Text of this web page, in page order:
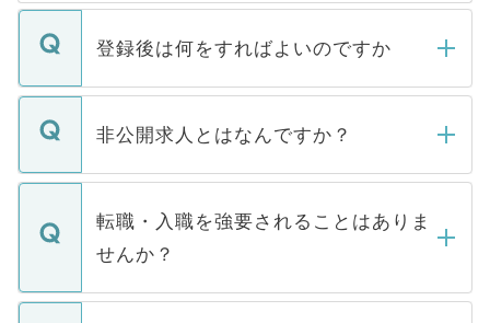
登録後は何をすればよいのですか
ご登録いただきましたら、弊社担当者がご
登録内容を確認し、その後メールもしくは
ます。通常、5営業日以内にはご連絡をせて
いただきますので、しばらくお待ちくださ
非公開求人とはなんですか？
マイナビDOCTORで取り扱っている求人の
うち約3割は、Webサイトからご覧いただ
けない「非公開求人」です。非公開求人は
下記の理由によって、一般には公開してい
ません。
転職・入職を強要されることはありま
せんか？
転職・入職を強要することは一切ありませ